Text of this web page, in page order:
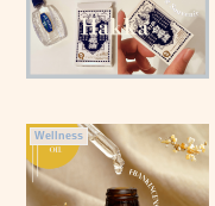
Wellness